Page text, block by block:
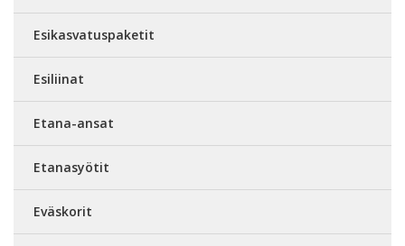
Esikasvatuspaketit
Esiliinat
Etana-ansat
Etanasyötit
Eväskorit